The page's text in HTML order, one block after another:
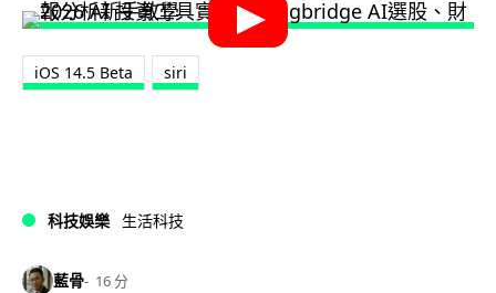
iOS 14.5 Beta siri
科技娛樂 生活科技
藍骨 16 分